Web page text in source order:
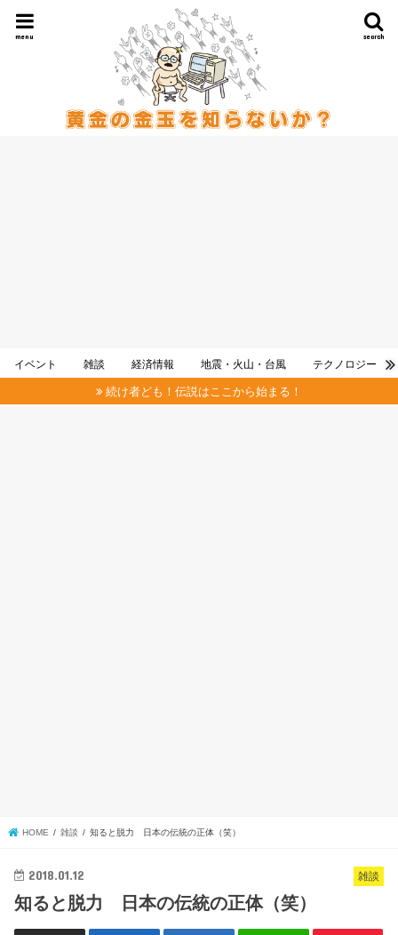
search
menu
イベント 雑談 経済情報 地震・火山・台風 テクノロジー
続け者ども！伝説はここから始まる！
HOME 雑談 知ると脱力 日本の伝統の正体（笑）
雑談
2018.01.12
知ると脱力 日本の伝統の正体（笑）